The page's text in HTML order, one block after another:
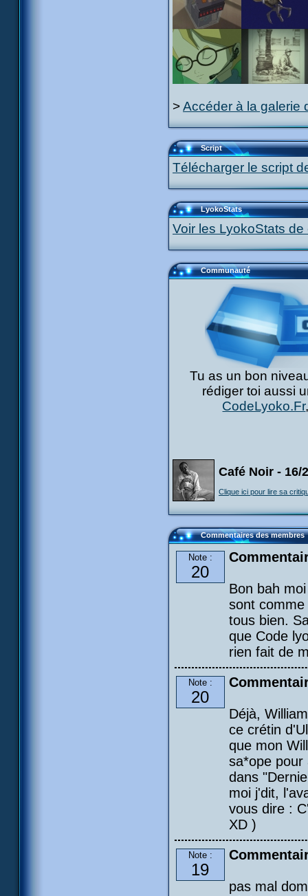
>Accéder à la galerie
Script
Télécharger le script
LyokoStats
Voir les LyokoStats
Communauté
Tu as un bon
rédiger toi aussi
CodeLyoko.Fr
Café Noir - 16/
Clique ici pour lire sa
Commentaires des membres
Note :
20
Bon bah
sont
tous bien.
que Code
rien fait de
Note :
20
Déjà,
ce crétin
que mon
sa*ope
dans
moi j'dit,
vous dire :
XD )
Note :
19
pas mal